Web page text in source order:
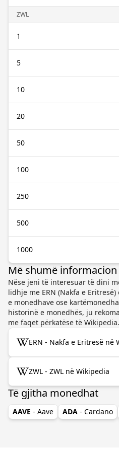
ZWL
1
5
10
20
50
100
250
500
1000
Më shumë informacion
Nëse jeni të interesuar të dini
lidhje me ERN (Nakfa e Eritresë)
e monedhave ose
historinë e monedhës, ju
me faqet përkatëse të Wikipedia.
ERN - Nakfa e Eritresë në
ZWL - ZWL në Wikipedia
Të gjitha monedhat
AAVE - Aave ADA - Cardano